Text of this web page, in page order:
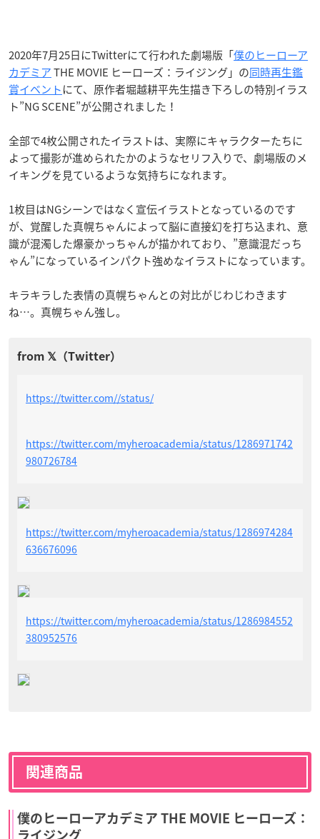
2020年7月25日にTwitterにて行われた劇場版「僕のヒーローア
カデミアTHE MOVIE ヒーローズ：ライジング」の同時再生鑑
賞イベントにて、原作者堀越耕平先生描き下ろしの特別イラス
ト”NG SCENE”が公開されました！
全部で4枚公開されたイラストは、実際にキャラクターたちに
よって撮影が進められたかのようなセリフ入りで、劇場版のメ
イキングを見ているような気持ちになれます。
1枚目はNGシーンではなく宣伝イラストとなっているのです
が、覚醒した真幌ちゃんによって脳に直接幻を打ち込まれ、意
識が混濁した爆豪かっちゃんが描かれており、”意識混だっち
ゃん”になっているインパクト強めなイラストになっています。
キラキラした表情の真幌ちゃんとの対比がじわじわきます
ね…。真幌ちゃん強し。
https://twitter.com//status/
https://twitter.com/myheroacademia/status/1286971742
980726784
https://twitter.com/myheroacademia/status/1286974284
636676096
https://twitter.com/myheroacademia/status/1286984552
380952576
関連商品
僕のヒーローアカデミア THE MOVIE ヒーローズ：
ライジング